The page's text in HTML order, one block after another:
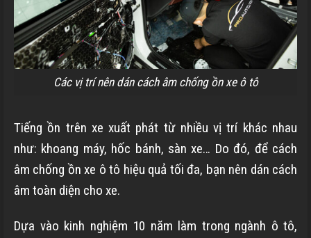
Các vị trí nên dán cách âm chống ồn xe ô tô
Tiếng ồn trên xe xuất phát từ nhiều vị trí khác nhau
như: khoang máy, hốc bánh, sàn xe… Do đó, để cách
âm chống ồn xe ô tô hiệu quả tối đa, bạn nên dán cách
âm toàn diện cho xe.
Dựa vào kinh nghiệm 10 năm làm trong ngành ô tô,